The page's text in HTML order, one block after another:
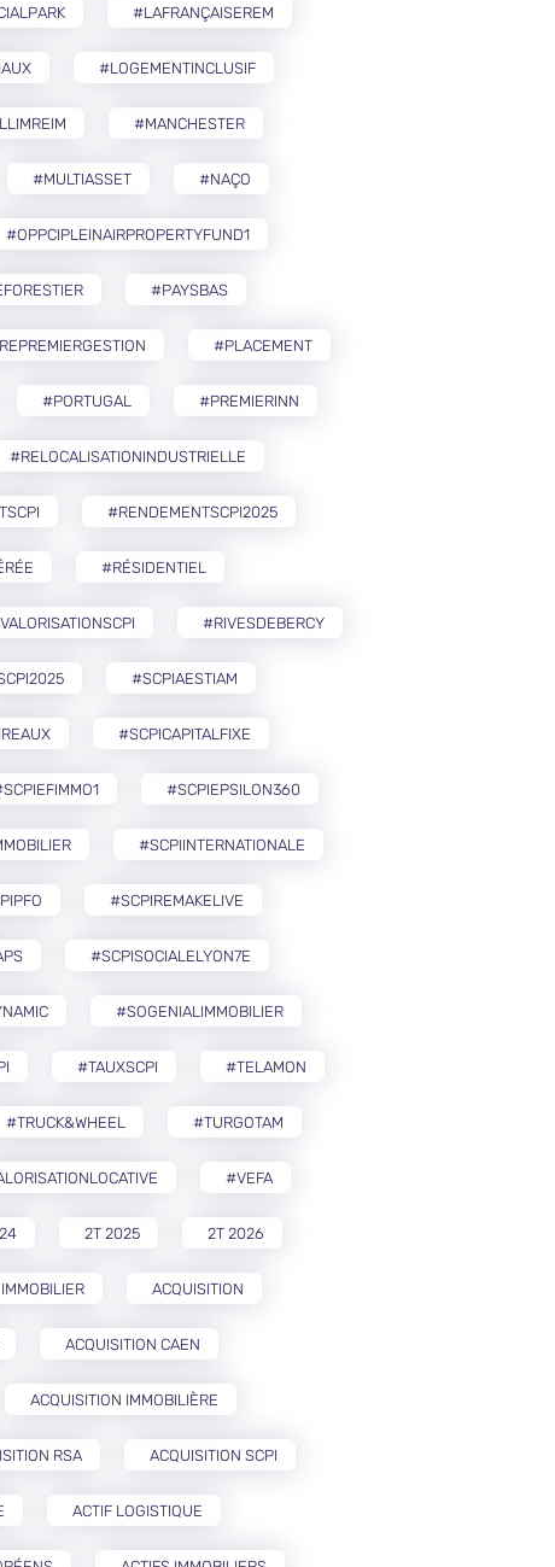
#LAFRANÇAISEREM
#LOGEMENTINCLUSIF
#MANCHESTER
#MULTIASSET #NAÇO
#OPPCIPLEINAIRPROPERTYFUND1
#PAYSBAS
#PLACEMENT
#PORTUGAL #PREMIERINN
#RELOCALISATIONINDUSTRIELLE
#RENDEMENTSCPI2025
#RÉSIDENTIEL
#RIVESDEBERCY
#SCPIAESTIAM
#SCPICAPITALFIXE
#SCPIEPSILON360
#SCPIINTERNATIONALE
#SCPIREMAKELIVE
#SCPISOCIALELYON7E
#SOGENIALIMMOBILIER
#TAUXSCPI #TELAMON
#TRUCK&WHEEL #TURGOTAM
#VEFA
2T 2025 2T 2026
ACQUISITION
ACQUISITION CAEN
ACQUISITION IMMOBILIÈRE
RSA ACQUISITION SCPI
ACTIF LOGISTIQUE